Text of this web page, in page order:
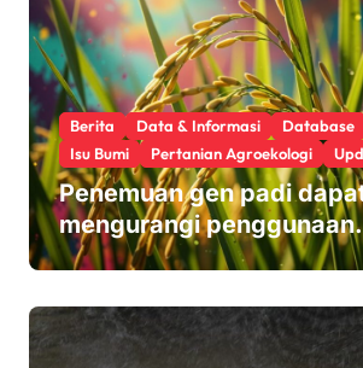
Berita Data & Informasi Database
Isu Bumi
Pertanian Agroekologi
Penemuan gen padi
mengurangi penggunaan
pupuk sekaligus